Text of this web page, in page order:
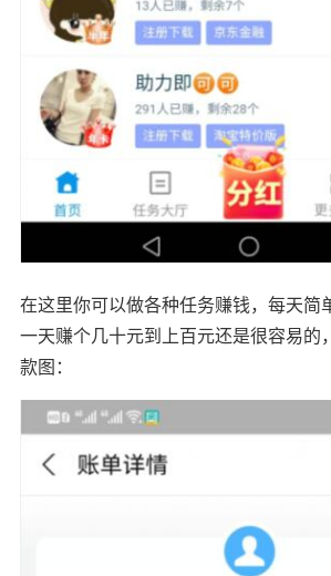
在这里你可以做各种任务赚钱，每天简
一天赚个几十元到上百元还是很容易的
款图：